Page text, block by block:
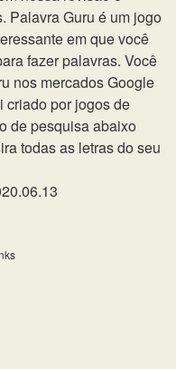
Palavra Guru é um jogo
em que você
fazer palavras. Você
nos mercados Google
criado por jogos de
de pesquisa abaixo
todas as letras do seu